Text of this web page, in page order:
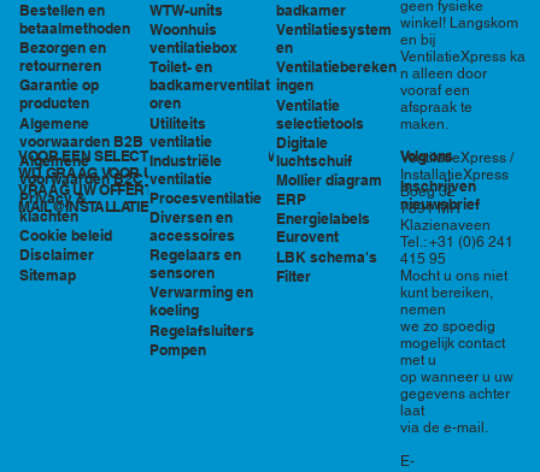
Bestellen en
betaalmethoden
Bezorgen en
retourneren
Garantie op
producten
Algemene
voorwaarden B2B
Algemene
voorwaarden B2C
Privacy &
klachten
Cookie beleid
Disclaimer
Sitemap
VOOR EEN SELECTIE EN PRIJSOPGAVE STAAN
WIJ GRAAG VOOR U KLAAR!
VRAAG UW OFFERTE AAN VIA
MAIL@INSTALLATIEXPRESS.NL
WTW-units
Woonhuis
ventilatiebox
Toilet- en
badkamerventilat
oren
Utiliteits
ventilatie
Industriële
ventilatie
Procesventilatie
Diversen en
accessoires
Regelaars en
sensoren
Verwarming en
koeling
Regelafsluiters
Pompen
badkamer
Ventilatiesystem
en
Ventilatiebereken
ingen
Ventilatie
selectietools
Digitale
luchtschuif
Mollier diagram
ERP
Energielabels
Eurovent
LBK schema's
Filter
geen fysieke
winkel! Langskom
en bij
VentilatieXpress ka
n alleen door
vooraf een
afspraak te
maken.
VentilatieXpress /
InstallatieXpress
Boeg 32
7891 MR
Klazienaveen
Tel.: +31 (0)6 241
415 95
Mocht u ons niet
kunt bereiken,
nemen
we zo spoedig
mogelijk contact
met u
op wanneer u uw
gegevens achter
laat
via de e-mail.
E-
Volg ons
Inschrijven
nieuwsbrief